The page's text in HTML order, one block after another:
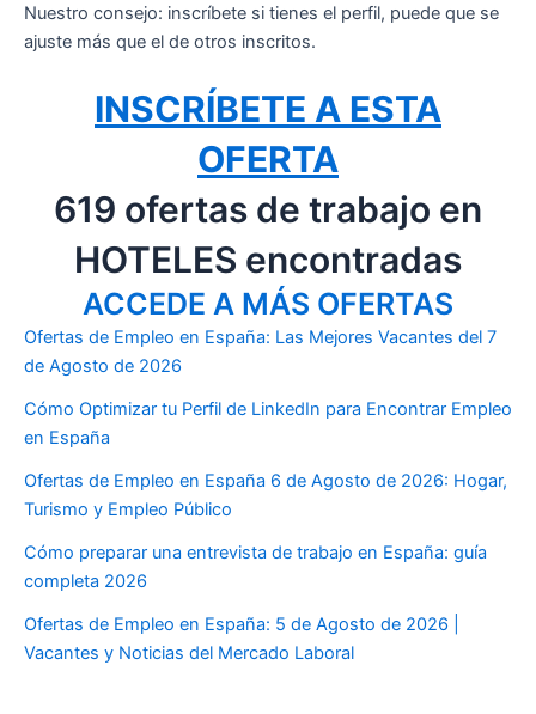
Nuestro consejo: inscríbete si tienes el perfil, puede que se
ajuste más que el de otros inscritos.
INSCRÍBETE A ESTA
OFERTA
619 ofertas de trabajo en
HOTELES encontradas
ACCEDE A MÁS OFERTAS
Ofertas de Empleo en España: Las Mejores Vacantes del 7
de Agosto de 2026
Cómo Optimizar tu Perfil de LinkedIn para Encontrar Empleo
en España
Ofertas de Empleo en España 6 de Agosto de 2026: Hogar,
Turismo y Empleo Público
Cómo preparar una entrevista de trabajo en España: guía
completa 2026
Ofertas de Empleo en España: 5 de Agosto de 2026 |
Vacantes y Noticias del Mercado Laboral